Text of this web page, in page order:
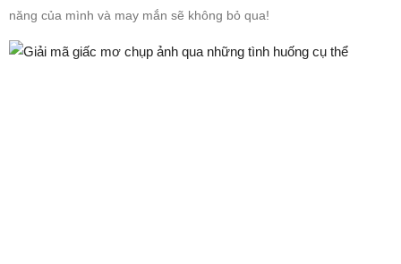
năng của mình và may mắn sẽ không bỏ qua!